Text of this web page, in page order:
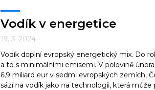
Vodík v energetice
19. 3. 2024
Vodík doplní evropský energetický mix. Do
a to s minimálními emisemi. V polovině
6,9 miliard eur v sedmi evropských zemích,
sází na vodík jako na technologii, která